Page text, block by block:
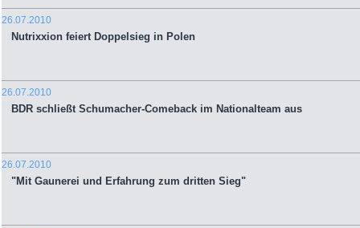
26.07.2010
Nutrixxion feiert Doppelsieg in Polen
26.07.2010
BDR schließt Schumacher-Comeback im Nationalteam aus
26.07.2010
"Mit Gaunerei und Erfahrung zum dritten Sieg"